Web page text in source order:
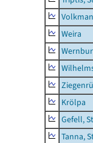
Weira
Krölpa
Gefell,
Tanna,